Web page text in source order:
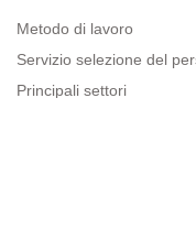
Metodo di lavoro
Servizio selezione del
Principali settori